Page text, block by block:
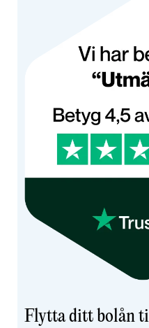
Flytta ditt bolån